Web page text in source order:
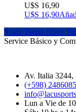
$
16,90
$
16,90
Share Tweet Share Pin
Service Básico y
Av. Italia 3244,
(+598)
Lun a Vie de